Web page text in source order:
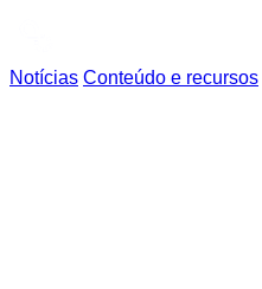
Notícias Conteúdo e recursos